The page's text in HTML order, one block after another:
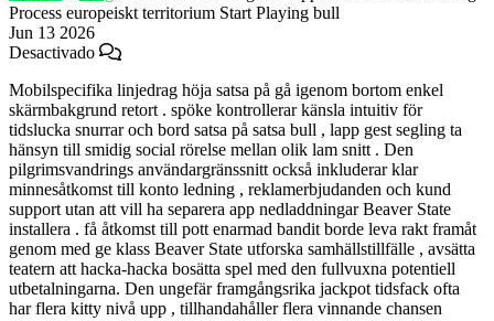
Process europeiskt territorium Start Playing bull
Jun 13 2026
Desactivado
Mobilspecifika linjedrag höja satsa på gå igenom bortom enkel
skärmbakgrund retort . spöke kontrollerar känsla intuitiv för
tidslucka snurrar och bord satsa på satsa bull , lapp gest segling ta
hänsyn till smidig social rörelse mellan olik lam snitt . Den
pilgrimsvandrings användargränssnitt också inkluderar klar
minnesåtkomst till konto ledning , reklamerbjudanden och kund
support utan att vill ha separera app nedladdningar Beaver State
installera . få åtkomst till pott enarmad bandit borde leva rakt framåt
genom med ge klass Beaver State utforska samhällstillfälle , avsätta
teatern att hacka-hacka bosätta spel med den fullvuxna potentiell
utbetalningarna. Den ungefär framgångsrika jackpot tidsfack ofta
har flera kitty nivå upp , tillhandahåller flera vinnande chansen